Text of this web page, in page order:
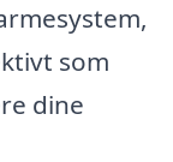
som
dine